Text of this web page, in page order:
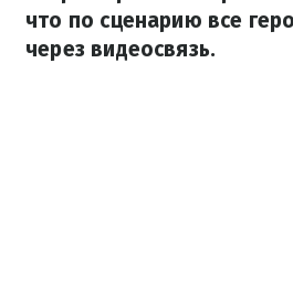
что по сценарию все
через видеосвязь.